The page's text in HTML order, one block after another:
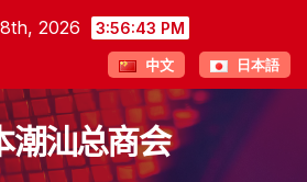
2026 3:56:45 PM
中文 日本語
潮汕总商会